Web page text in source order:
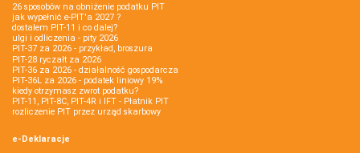
26 sposobów na obniżenie podatku PIT
jak wypełnić e-PIT'a 2027 ?
dostałem PIT-11 i co dalej?
ulgi i odliczenia - pity 2026
PIT-37 za 2026 - przykład, broszura
PIT-28 ryczałt za 2026
PIT-36 za 2026 - działalność gospodarcza
PIT-36L za 2026 - podatek liniowy 19%
kiedy otrzymasz zwrot podatku?
PIT-11, PIT-8C, PIT-4R i IFT - Płatnik PIT
rozliczenie PIT przez urząd skarbowy
e-Deklaracje